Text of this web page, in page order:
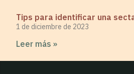
Tips para identificar una
1 de diciembre de 2023
Leer más »